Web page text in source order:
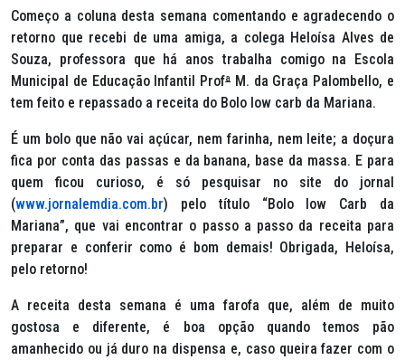
Começo a coluna desta semana comentando e agradecendo o
retorno que recebi de uma amiga, a colega Heloísa Alves de
Souza, professora que há anos trabalha comigo na Escola
Municipal de Educação Infantil ProfªM. da Graça Palombello, e
tem feito e repassado a receita do Bolo low carb da Mariana.
É um bolo que não vai açúcar, nem farinha, nem leite; a doçura
fica por conta das passas e da banana, base da massa. E para
quem ficou curioso, é só pesquisar no site do jornal
(www.jornalemdia.com.br) pelo título “Bolo low Carb da
Mariana”, que vai encontrar o passo a passo da receita para
preparar e conferir como é bom demais! Obrigada, Heloísa,
pelo retorno!
A receita desta semana é uma farofa que, além de muito
gostosa e diferente, é boa opção quando temos pão
amanhecido ou já duro na dispensa e, caso queira fazer com o